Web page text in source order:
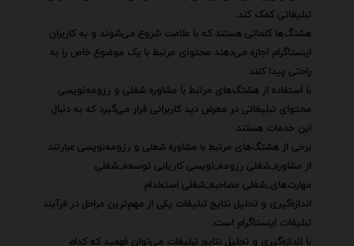
تبلیغاتی کمک کند.
هشتگ‌ها کلماتی هستند که با علامت شروع می‌شوند و به کاربران
اینستاگرام اجازه می‌دهند محتوای مرتبط با یک موضوع خاص را به
راحتی پیدا کنند.
با استفاده از هشتگ‌های مرتبط با مشاوره شغلی و رزومه‌نویسی
محتوای تبلیغاتی در معرض دید کاربرانی قرار می‌گیرد که به دنبال
این خدمات هستند.
برخی از هشتگ‌های مرتبط با مشاوره شغلی و رزومه‌نویسی عبارتند
از مشاوره_شغلی رزومه_نویسی کاریابی توسعه_شغلی
مهارت‌های_شغلی مصاحبه_شغلی استخدام.
اندازه‌گیری و تحلیل نتایج تبلیغات یکی از مهم‌ترین مراحل در فرآیند
تبلیغات اینستاگرام است.
با اندازه‌گیری و تحلیل نتایج تبلیغات می‌توان فهمید که کدام